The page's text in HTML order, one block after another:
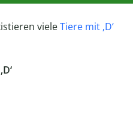
vieleTiere mit ‚D‘